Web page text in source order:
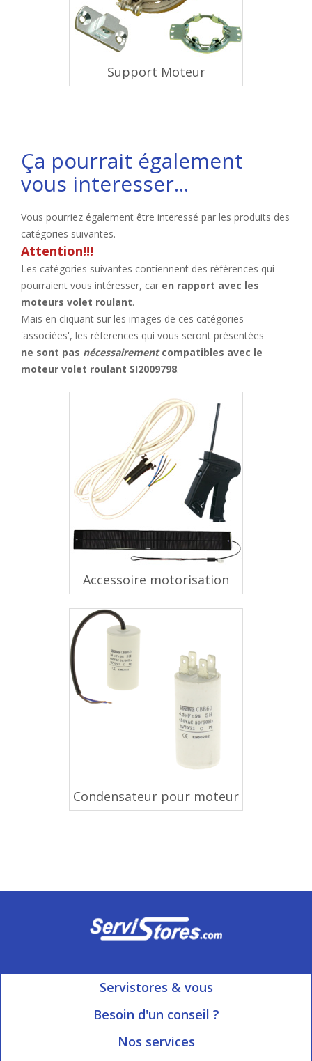
Support Moteur
Ça pourrait également
vous interesser...
Vous pourriez également être interessé par les produits des
catégories suivantes.
Attention!!!
Les catégories suivantes contiennent des références qui
pourraient vous intéresser, car en rapport avec les
moteurs volet roulant.
Mais en cliquant sur les images de ces catégories
'associées', les réferences qui vous seront présentées
ne sont pas nécessairementcompatibles avec le
moteur volet roulant SI2009798.
Accessoire motorisation
Condensateur pour moteur
Servistores & vous
Mon compte
Besoin d'un conseil ?
Ouvert du Lundi au Vendredi
Nos services